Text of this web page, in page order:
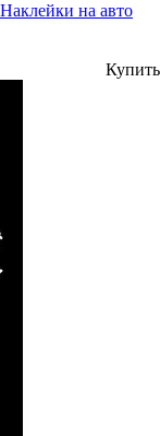
на авто
Купить